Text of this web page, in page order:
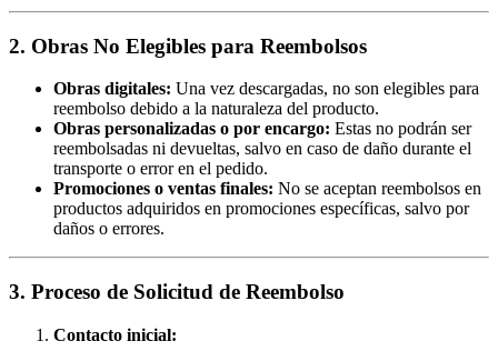
2. Obras No Elegibles para Reembolsos
Obras digitales: Una vez descargadas, no son elegibles para
reembolso debido a la naturaleza del producto.
Obras personalizadas o por encargo: Estas no podrán ser
reembolsadas ni devueltas, salvo en caso de daño durante el
transporte o error en el pedido.
Promociones o ventas finales: No se aceptan reembolsos en
productos adquiridos en promociones específicas, salvo por
daños o errores.
3. Proceso de Solicitud de Reembolso
Contacto inicial: